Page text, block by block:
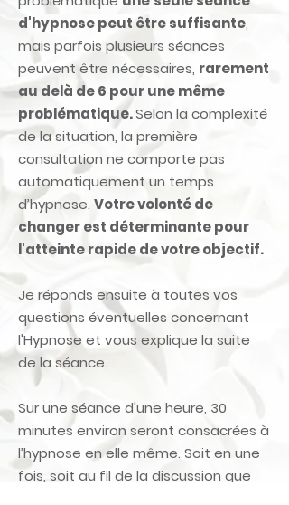
d'hypnose peut être suffisante,
mais parfois plusieurs séances
peuvent être nécessaires, rarement
au delà de 6 pour une même
problématique.Selon la complexité
de la situation, la première
consultation ne comporte pas
automatiquement un temps
d’hypnose. Votre volonté de
changer est déterminante pour
l'atteinte rapide de votre objectif.
Je réponds ensuite à toutes vos
questions éventuelles concernant
l'Hypnose et vous explique la suite
de la séance.
Sur une séance d'une heure, 30
minutes environ seront consacrées à
l’hypnose en elle même. Soit en une
fois, soit au fil de la discussion que